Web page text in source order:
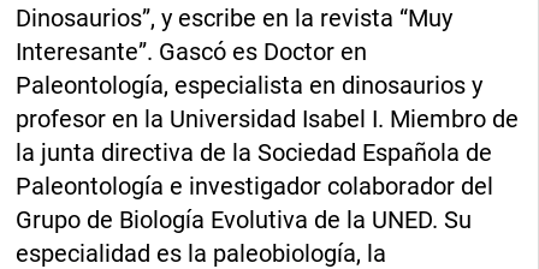
Dinosaurios”, y escribe en la revista “Muy
Interesante”. Gascó es Doctor en
Paleontología, especialista en dinosaurios y
profesor en la Universidad Isabel I. Miembro de
la junta directiva de la Sociedad Española de
Paleontología e investigador colaborador del
Grupo de Biología Evolutiva de la UNED. Su
especialidad es la paleobiología, la